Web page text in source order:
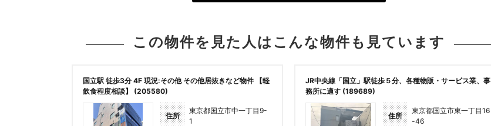
この物件を見た人はこんな物件も見ています
国立駅 徒歩3分 4F 現況:その他 その他居抜きなど物件 【軽
飲食程度相談】 (205580)
住所
東京都国立市中一丁目9-
1
JR中央線「国立」駅徒歩５分、各種物販・サービス業、事
務所に適す (189689)
住所
東京都国立市東一丁目16
-46